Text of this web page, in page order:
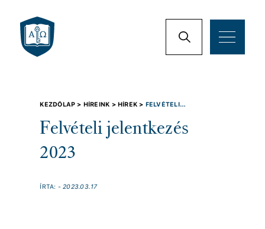
KEZDŐLAP > HÍREINK >HÍREK > FELVÉTELI
Felvételi jelentkezés
2023
ÍRTA: - 2023.03.17